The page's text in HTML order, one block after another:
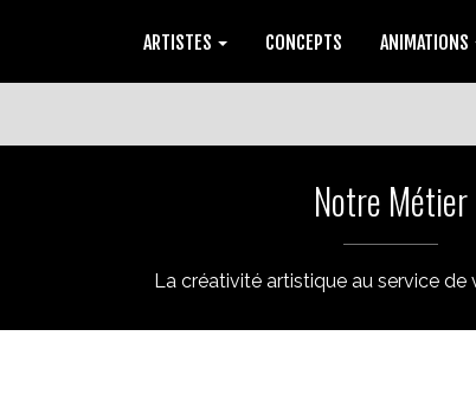
ARTISTES CONCEPTS ANIMATIONS
Notre Métier
La créativité artistique au service de